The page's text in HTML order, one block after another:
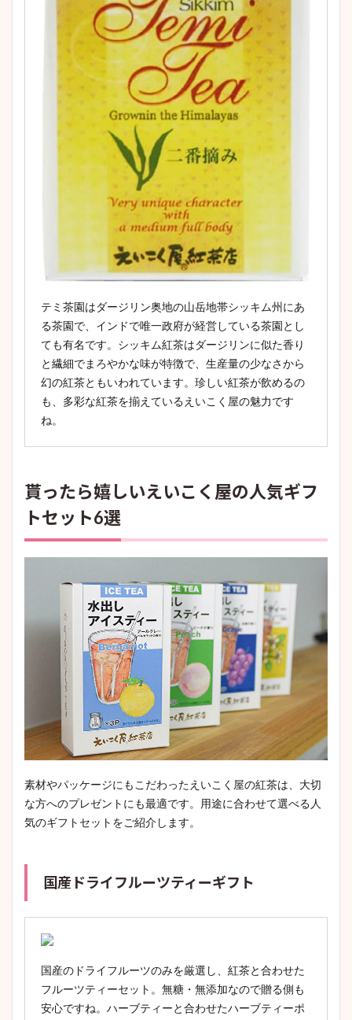
テミ茶園はダージリン奥地の山岳地帯シッキム州にあ
る茶園で、インドで唯一政府が経営している茶園とし
ても有名です。シッキム紅茶はダージリンに似た香り
と繊細でまろやかな味が特徴で、生産量の少なさから
幻の紅茶ともいわれています。珍しい紅茶が飲めるの
も、多彩な紅茶を揃えているえいこく屋の魅力です
ね。
貰ったら嬉しいえいこく屋の人気ギフ
トセット6選
素材やパッケージにもこだわったえいこく屋の紅茶は、大切
な方へのプレゼントにも最適です。用途に合わせて選べる人
気のギフトセットをご紹介します。
国産ドライフルーツティーギフト
国産のドライフルーツのみを厳選し、紅茶と合わせた
フルーツティーセット。無糖・無添加なので贈る側も
安心ですね。ハーブティーと合わせたハーブティーポ